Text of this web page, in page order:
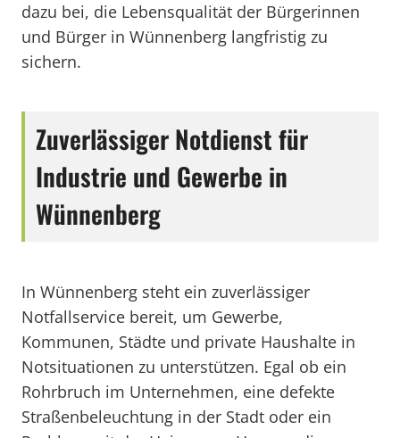
dazu bei, die Lebensqualität der Bürgerinnen
und Bürger in Wünnenberg langfristig zu
sichern.
Zuverlässiger Notdienst für
Industrie und Gewerbe in
Wünnenberg
In Wünnenberg steht ein zuverlässiger
Notfallservice bereit, um Gewerbe,
Kommunen, Städte und private Haushalte in
Notsituationen zu unterstützen. Egal ob ein
Rohrbruch im Unternehmen, eine defekte
Straßenbeleuchtung in der Stadt oder ein